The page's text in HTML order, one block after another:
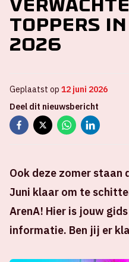
Toppers
2026
Geplaatst op 12 juni 2026
Deel dit nieuwsbericht
Ook deze zomer staan
Juni klaar om te
ArenA! Hier is jouw
informatie. Ben jij er